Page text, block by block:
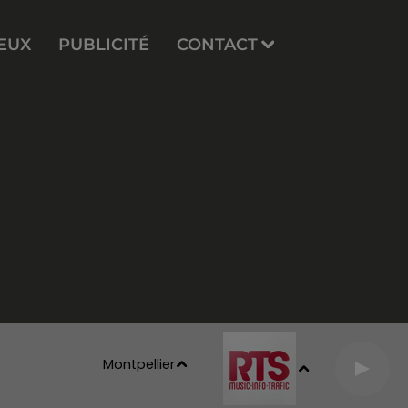
PUBLICITÉ CONTACT
Montpellier